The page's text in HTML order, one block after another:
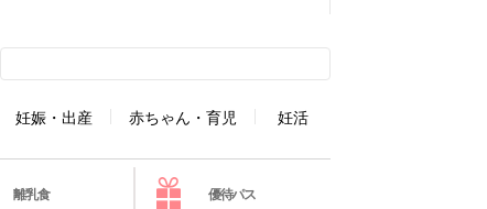
妊娠・出産 赤ちゃん・育児 妊活
離乳食 優待パス